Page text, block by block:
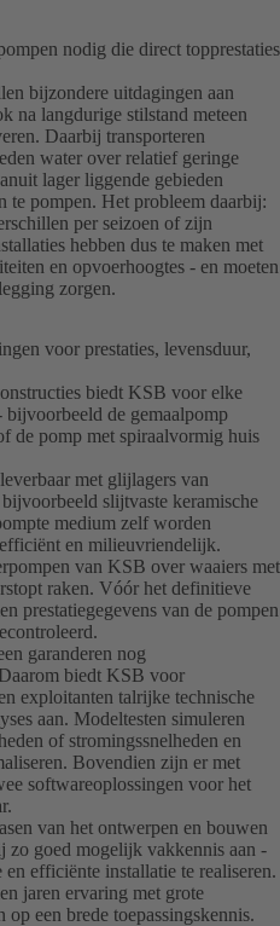
nodig die direct topprestaties
bijzondere uitdagingen aan
na langdurige stilstand meteen
Daarbij transporteren
water over relatief geringe
lager liggende gebieden
te pompen. Het probleem daarbij:
per seizoen of zijn
hebben dus te maken met
en opvoerhoogtes - en moeten
zorgen.
voor prestaties, levensduur,
biedt KSB voor elke
bijvoorbeeld de gemaalpomp
de pomp met spiraalvormig huis
met glijlagers van
slijtvaste keramische
medium zelf worden
en milieuvriendelijk.
van KSB over waaiers met
raken. Vóór het definitieve
prestatiegegevens van de pompen
garanderen nog
biedt KSB voor
exploitanten talrijke technische
aan. Modeltesten simuleren
of stromingssnelheden en
Bovendien zijn er met
softwareoplossingen voor het
van het ontwerpen en bouwen
zo goed mogelijk vakkennis aan -
efficiënte installatie te realiseren.
jaren ervaring met grote
een brede toepassingskennis.